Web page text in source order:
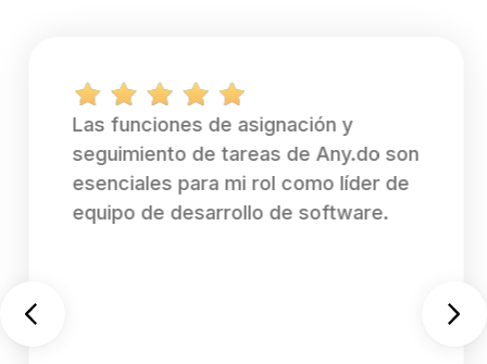
Las funciones de asignación y
seguimiento de tareas de Any.do son
esenciales para mi rol como líder de
equipo de desarrollo de software.